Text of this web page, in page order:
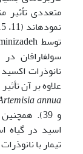
متعددی تأثیر
سولفارافان
علاوه بر آن
annua
و 39).
اسید در
تیمار با